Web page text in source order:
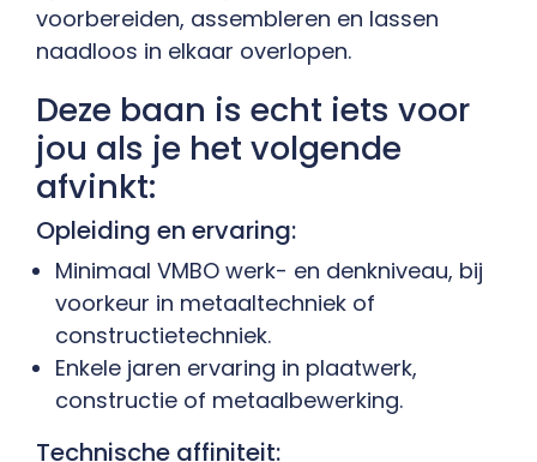
voorbereiden, assembleren en lassen
naadloos in elkaar overlopen.
Deze baan is echt iets voor
jou als je het volgende
afvinkt:
Opleiding en ervaring:
Minimaal VMBO werk- en denkniveau, bij
voorkeur in metaaltechniek of
constructietechniek.
Enkele jaren ervaring in plaatwerk,
constructie of metaalbewerking.
Technische affiniteit: